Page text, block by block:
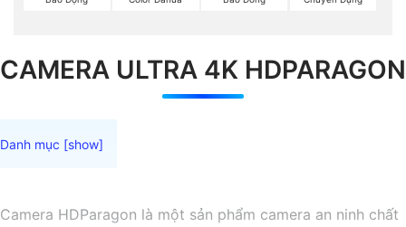
CAMERA ULTRA 4K HDPARAGON
Camera HDParagon là một sản phẩm camera an ninh chất